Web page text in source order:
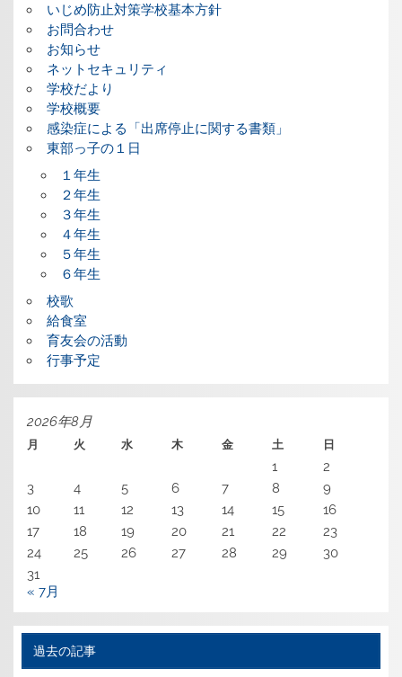
いじめ防止対策学校基本方針
お問合わせ
お知らせ
ネットセキュリティ
学校だより
学校概要
感染症による「出席停止に関する書類」
東部っ子の１日
１年生
２年生
３年生
４年生
５年生
６年生
校歌
給食室
育友会の活動
行事予定
2026年8月
月 火 水 木 金 土 日
1
2
3
4 5 6 7 8
9
10
11 12 13 14 15
16
17
18 19 20 21 22
23
24
25 26 27 28 29
30
31
« 7月
過去の記事